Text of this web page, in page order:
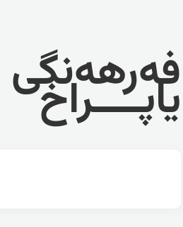
فەرهەنگی
یاپــــراخ